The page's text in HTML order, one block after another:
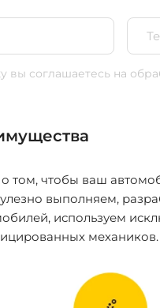
вы соглашаетесь на
том, чтобы ваш
выполняем,
используем
механиков.